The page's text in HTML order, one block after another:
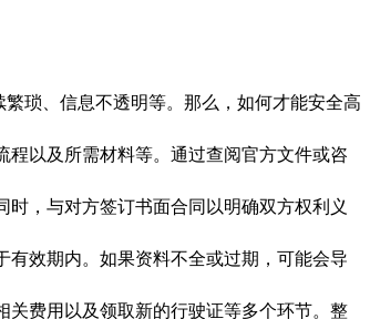
琐、信息不透明等。那么，如何才能安全高
以及所需材料等。通过查阅官方文件或咨
，与对方签订书面合同以明确双方权利义
效期内。如果资料不全或过期，可能会导
关费用以及领取新的行驶证等多个环节。整